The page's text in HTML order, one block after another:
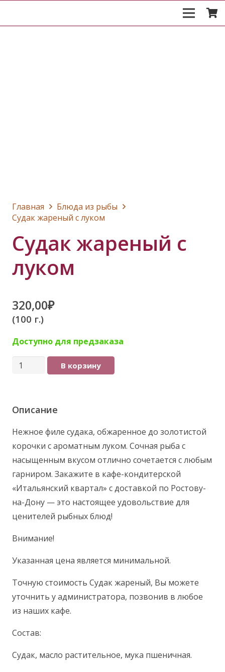
Главная
Блюда из рыбы
Судак жареный с луком
Судак жареный с
луком
320,00₽
(100 г.)
Доступно для предзаказа
Количество
жареный
луком
В корзину
Описание
Нежное филе судака, обжаренное до золотистой
корочки с ароматным луком. Сочная рыба с
насыщенным вкусом отлично сочетается с любым
гарниром. Закажите в кафе-кондитерской
«Итальянский квартал» с доставкой по Ростову-
на-Дону — это настоящее удовольствие для
ценителей рыбных блюд!
Внимание!
Указанная цена является минимальной.
Точную стоимость Судак жареный, Вы можете
уточнить у администратора, позвонив в любое
из наших кафе.
Состав:
Судак, масло растительное, мука пшеничная.